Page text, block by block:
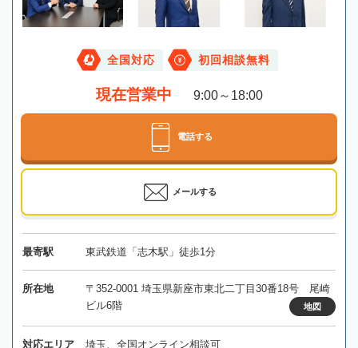
全国対応 初回相談無料
現在営業中 9:00～18:00
電話する
メールする
最寄駅 東武鉄道「志木駅」徒歩1分
所在地
〒352-0001 埼玉県新座市東北二丁目30番18号 尾崎
ビル6階
地図
対応エリア 埼玉、全国オンライン相談可